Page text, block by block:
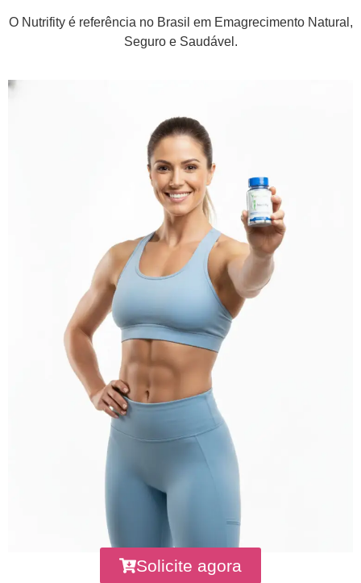
O Nutrifity é referência no Brasil em Emagrecimento Natural,
Seguro e Saudável.
Solicite agora